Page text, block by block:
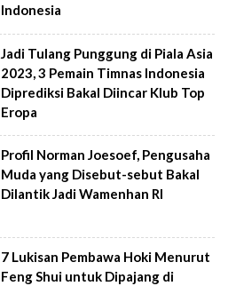
Indonesia
Jadi Tulang Punggung di Piala Asia
2023, 3 Pemain Timnas Indonesia
Diprediksi Bakal Diincar Klub Top
Eropa
Profil Norman Joesoef, Pengusaha
Muda yang Disebut-sebut Bakal
Dilantik Jadi Wamenhan RI
7 Lukisan Pembawa Hoki Menurut
Feng Shui untuk Dipajang di